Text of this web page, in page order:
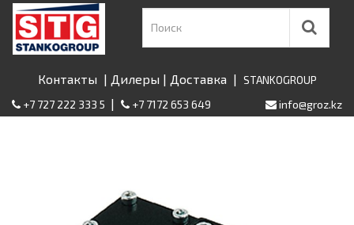
Контакты | Дилеры | Доставка | STANKOGROUP
+7 727 222 333 5 | +7 7172 653 649 info@groz.kz